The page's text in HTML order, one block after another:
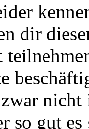
dir
nicht
so gut